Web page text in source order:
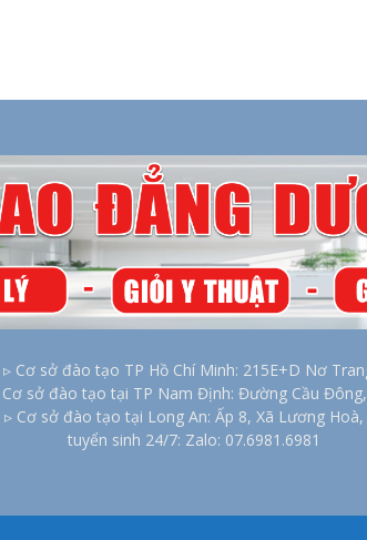
Cơ sở đào tạo TP Hồ Chí Minh: 215E+D Nơ
Cơ sở đào tạo tại TP Nam Định: Đường Cầu
Cơ sở đào tạo tại Long An: Ấp 8, Xã Lương
tuyển sinh 24/7: Zalo: 07.6981.6981